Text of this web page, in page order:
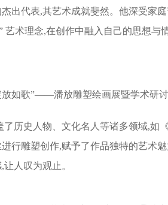
出代表,其艺术成就斐然。他深受家
艺术理念,在创作中融入自己的思想与
放如歌”——潘放雕塑绘画展暨学术研
了历史人物、文化名人等诸多领域,
行雕塑创作,赋予了作品独特的艺术
人叹为观止。